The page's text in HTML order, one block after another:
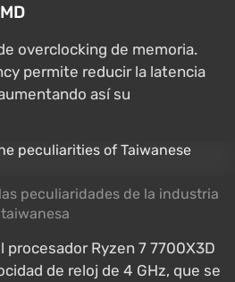
overclocking de memoria.
permite reducir la latencia
así su
peculiaridades de la industria
taiwanesa
procesador Ryzen 7 7700X3D
de reloj de 4 GHz, que se